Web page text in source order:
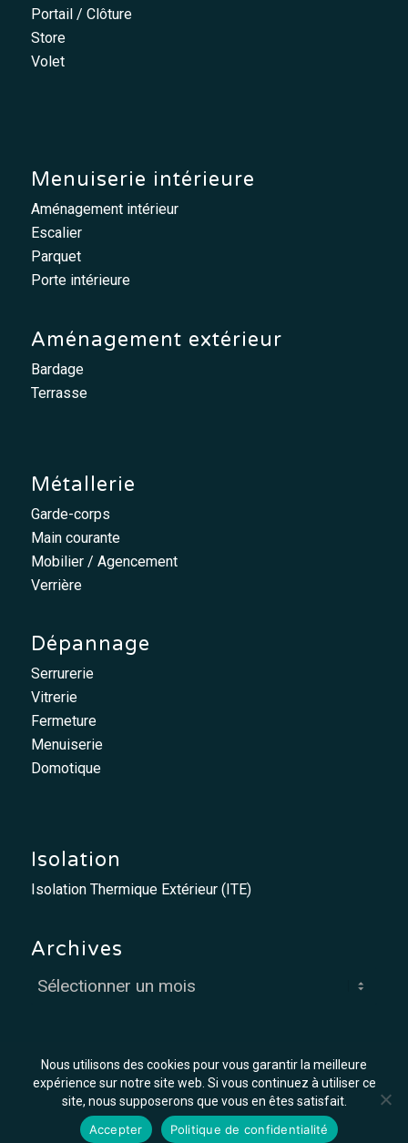
Portail / Clôture
Store
Volet
Menuiserie intérieure
Aménagement intérieur
Escalier
Parquet
Porte intérieure
Aménagement extérieur
Bardage
Terrasse
Métallerie
Garde-corps
Main courante
Mobilier / Agencement
Verrière
Dépannage
Serrurerie
Vitrerie
Fermeture
Menuiserie
Domotique
Isolation
Isolation Thermique Extérieur (ITE)
Archives
© MCO - Mis à flot parGraph'in !
Offres d’emploi
Mentions légales
Conditions générales de vente et d’exécution des travaux
Nous utilisons des cookies pour vous garantir la meilleure
expérience sur notre site web. Si vous continuez à utiliser ce
site, nous supposerons que vous en êtes satisfait.
Accepter
Politique de confidentialité